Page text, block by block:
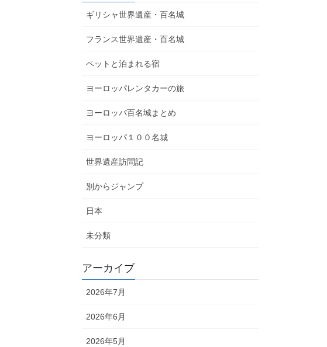
ギリシャ世界遺産・百名城
フランス世界遺産・百名城
ペットと泊まれる宿
ヨーロッパレンタカーの旅
ヨーロッパ百名城まとめ
ヨーロッパ１００名城
世界遺産訪問記
別からジャンプ
日本
未分類
アーカイブ
2026年7月
2026年6月
2026年5月